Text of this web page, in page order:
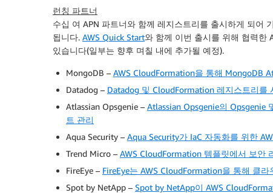
런칭 파트너
수십 여 APN 파트너와 함께 레지스트리를 출시하게 되어
됩니다. AWS Quick Start와 함께 이번 출시를 위해 협력한
있습니다(일부는 향후 며칠 내에 추가될 예정).
MongoDB – AWS CloudFormation을 통해 MongoDB
Datadog – Datadog 및 CloudFormation 레지스트리를
Atlassian Opsgenie – Atlassian Opsgenie의 Opsgenie
트 관리
Aqua Security – Aqua Security가 IaC 자동화를 위한
Trend Micro – AWS CloudFormation 템플릿에서 보안
FireEye – FireEye는 AWS CloudFormation을 통해 클
Spot by NetApp – Spot by NetApp이 AWS